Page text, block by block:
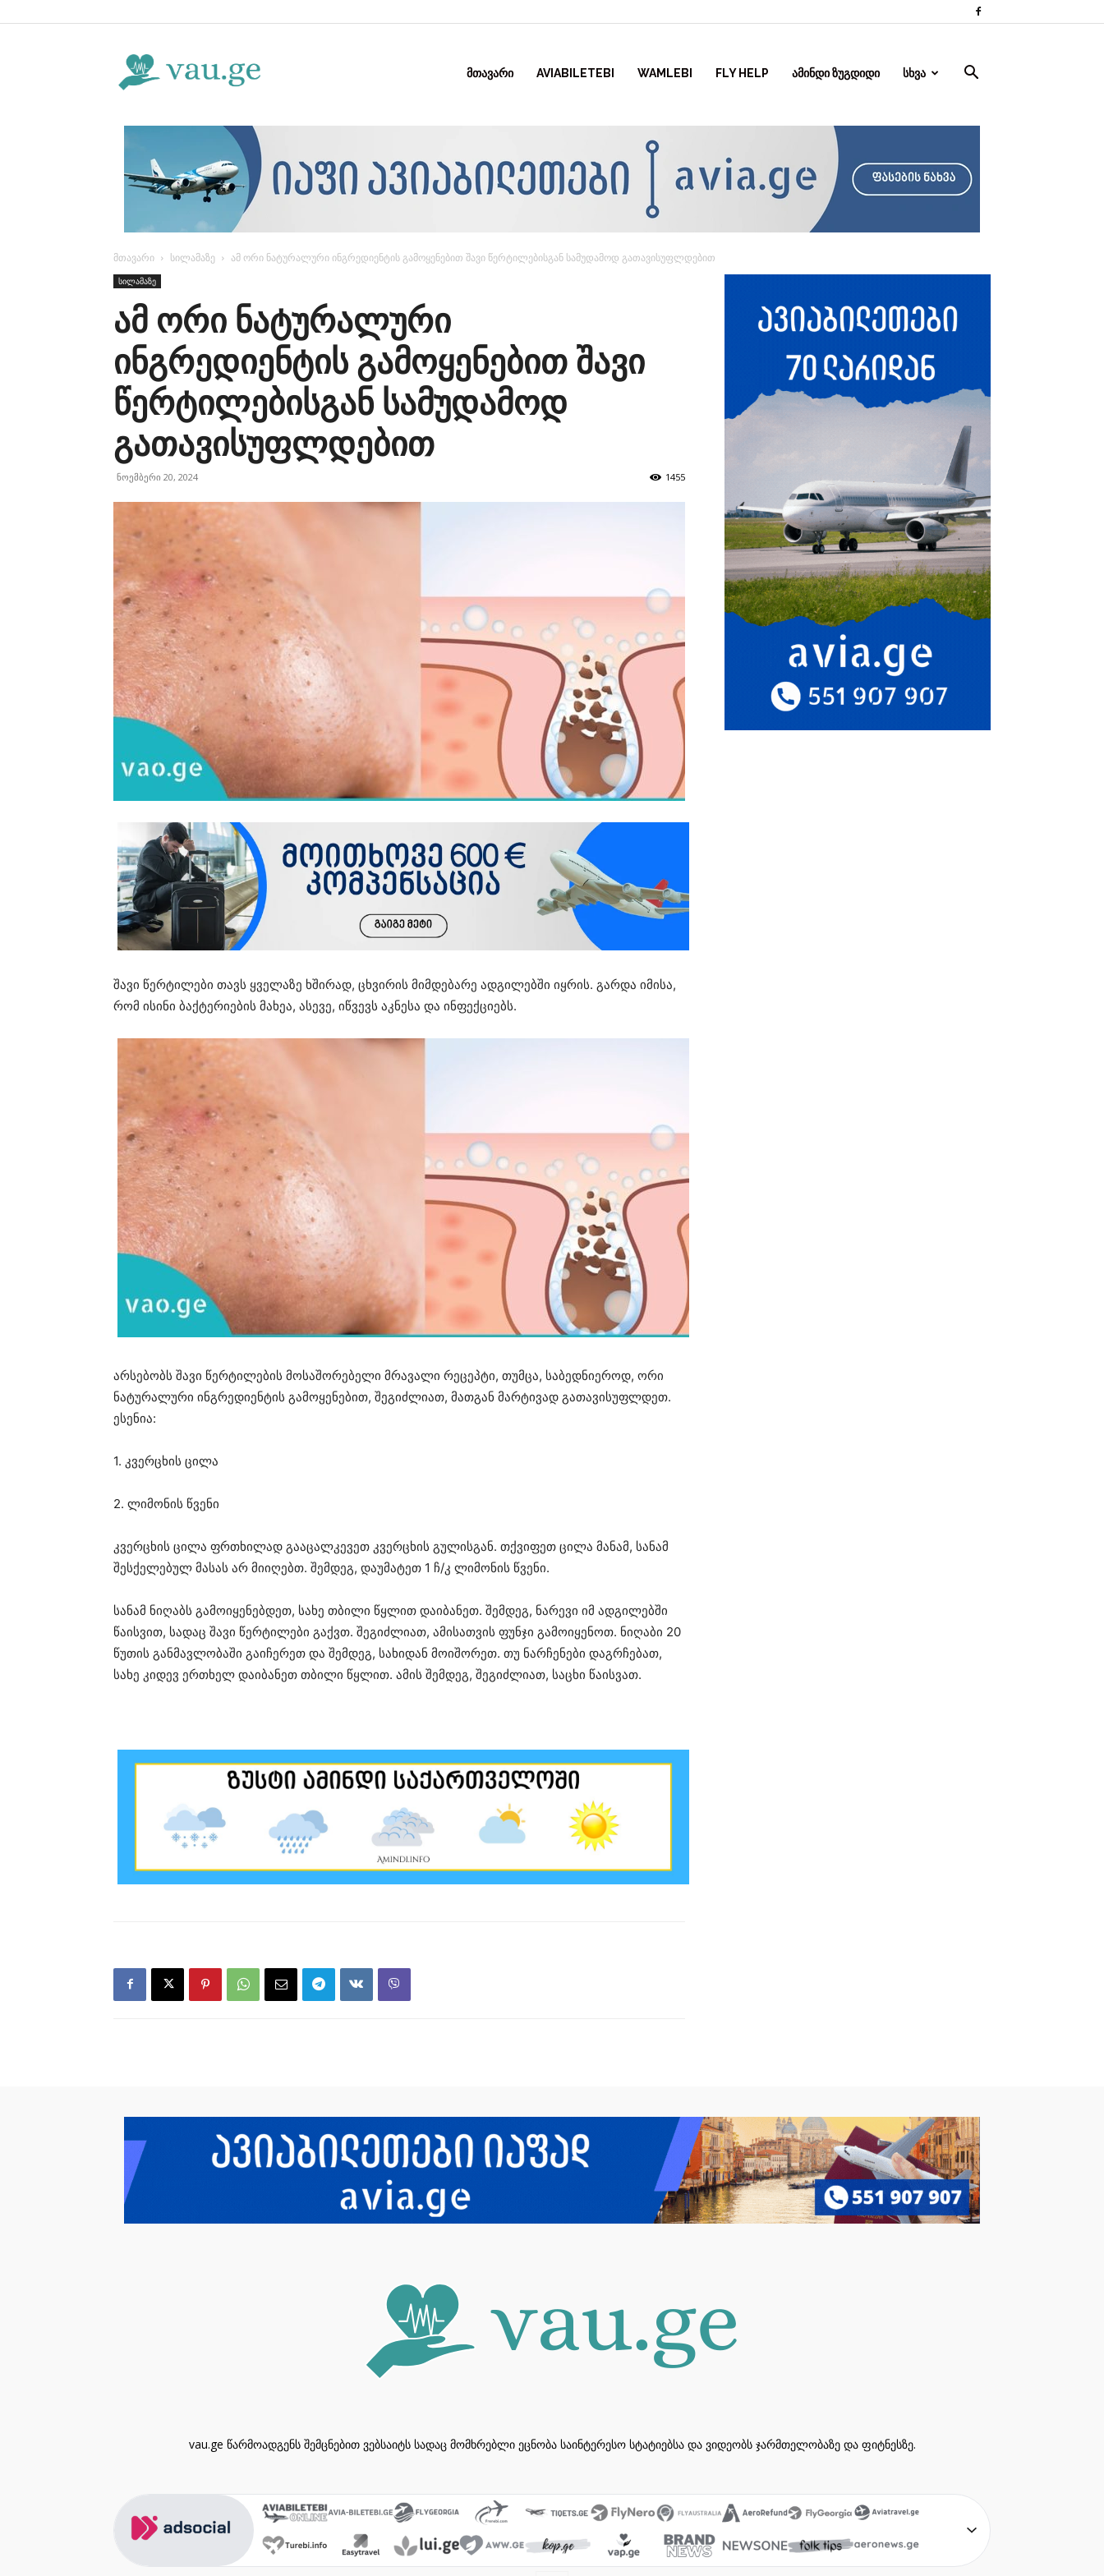
ᲛᲗᲐᲕᲐᲠᲘ AVIABILETEBI WAMLEBI FLY HELP ᲐᲛᲘᲜᲓᲘ ᲖᲣᲒᲓᲘᲓᲘ ᲡᲮᲕᲐ
მთავარი სილამაზე ამ ორი ნატურალური ინგრედიენტის გამოყენებით შავი წერტილებისგან სამუდამოდ გათავისუფლდებით
სილამაზე
ამ ორი ნატურალური
ინგრედიენტის გამოყენებით შავი
წერტილებისგან სამუდამოდ
გათავისუფლდებით
ნოემბერი 20, 2024 1455
შავი წერტილები თავს ყველაზე ხშირად, ცხვირის მიმდებარე ადგილებში იყრის. გარდა იმისა,
რომ ისინი ბაქტერიების მახეა, ასევე, იწვევს აკნესა და ინფექციებს.
არსებობს შავი წერტილების მოსაშორებელი მრავალი რეცეპტი, თუმცა, საბედნიეროდ, ორი
ნატურალური ინგრედიენტის გამოყენებით, შეგიძლიათ, მათგან მარტივად გათავისუფლდეთ.
ესენია:
1. კვერცხის ცილა
2. ლიმონის წვენი
კვერცხის ცილა ფრთხილად გააცალკევეთ კვერცხის გულისგან. თქვიფეთ ცილა მანამ, სანამ
შესქელებულ მასას არ მიიღებთ. შემდეგ, დაუმატეთ 1 ჩ/კ ლიმონის წვენი.
სანამ ნიღაბს გამოიყენებდეთ, სახე თბილი წყლით დაიბანეთ. შემდეგ, ნარევი იმ ადგილებში
წაისვით, სადაც შავი წერტილები გაქვთ. შეგიძლიათ, ამისათვის ფუნჯი გამოიყენოთ. ნიღაბი 20
წუთის განმავლობაში გაიჩერეთ და შემდეგ, სახიდან მოიშორეთ. თუ ნარჩენები დაგრჩებათ,
სახე კიდევ ერთხელ დაიბანეთ თბილი წყლით. ამის შემდეგ, შეგიძლიათ, საცხი წაისვათ.
vau.ge წარმოადგენს შემცნებით ვებსაიტს სადაც მომხრებლი ეცნობა საინტერესო სტატიებსა და ვიდეობს ჯარმთელობაზე და ფიტნესზე.